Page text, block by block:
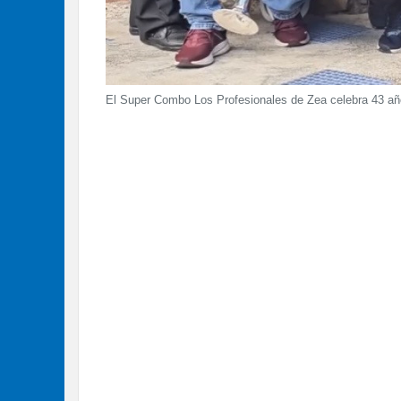
El Super Combo Los Profesionales de Zea celebra 43